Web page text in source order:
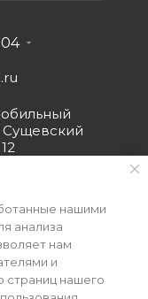
Сущевский
нашими
анализа
нам
и
нашего